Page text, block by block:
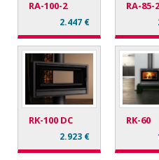
RA-100-2
2.447 €
RA-85-
RK-100 DC
2.923 €
RK-60